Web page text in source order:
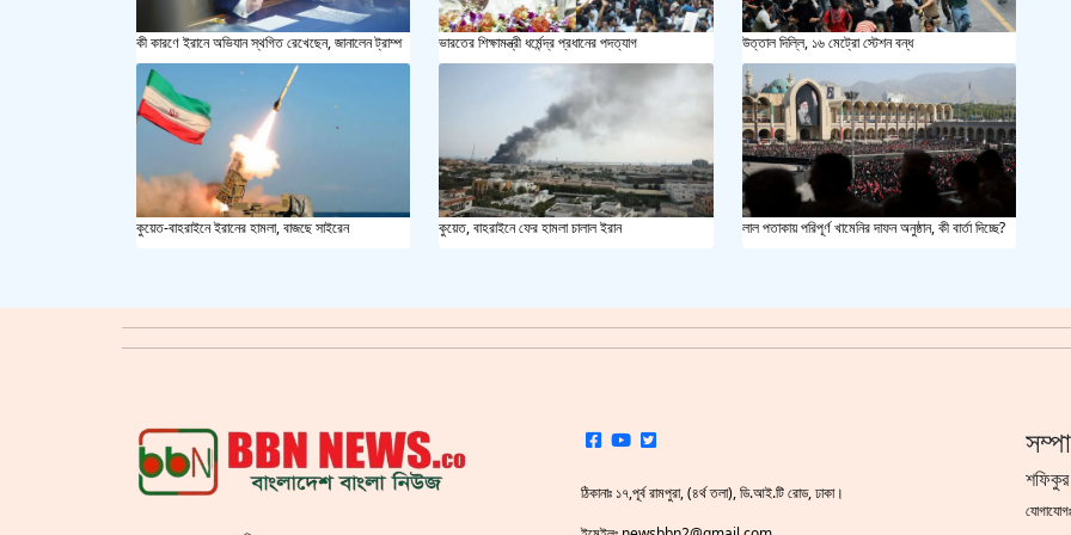
কী কারণে ইরানে অভিযান স্থগিত রেখেছেন, জানালেন ট্রাম্প ভারতের শিক্ষামন্ত্রী ধর্মেন্দ্র প্রধানের পদত্যাগ উত্তাল দিল্লি, ১৬ মেট্রো স্টেশন বন্ধ
কুয়েত-বাহরাইনে ইরানের হামলা, বাজছে সাইরেন কুয়েত, বাহরাইনে ফের হামলা চালাল ইরান লাল পতাকায় পরিপূর্ণ খামেনির দাফন অনুষ্ঠান, কী বার্তা দিচ্ছে?
ঠিকানাঃ ১৭,পূর্ব রামপুরা, (৪র্থ তলা), ডি.আই.টি রোড, ঢাকা।
শফিকুর